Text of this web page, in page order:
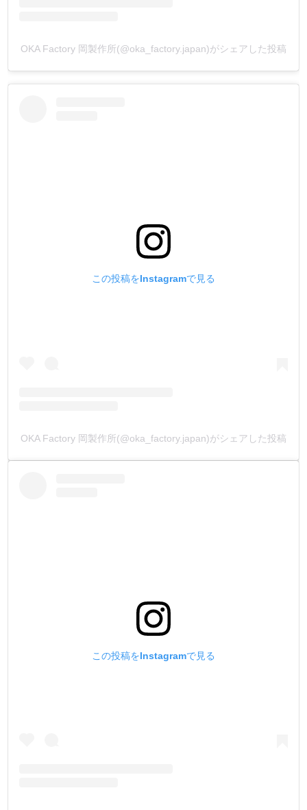
OKA Factory 岡製作所(@oka_factory.japan)がシェアした投稿
この投稿をInstagramで見る
OKA Factory 岡製作所(@oka_factory.japan)がシェアした投稿
この投稿をInstagramで見る